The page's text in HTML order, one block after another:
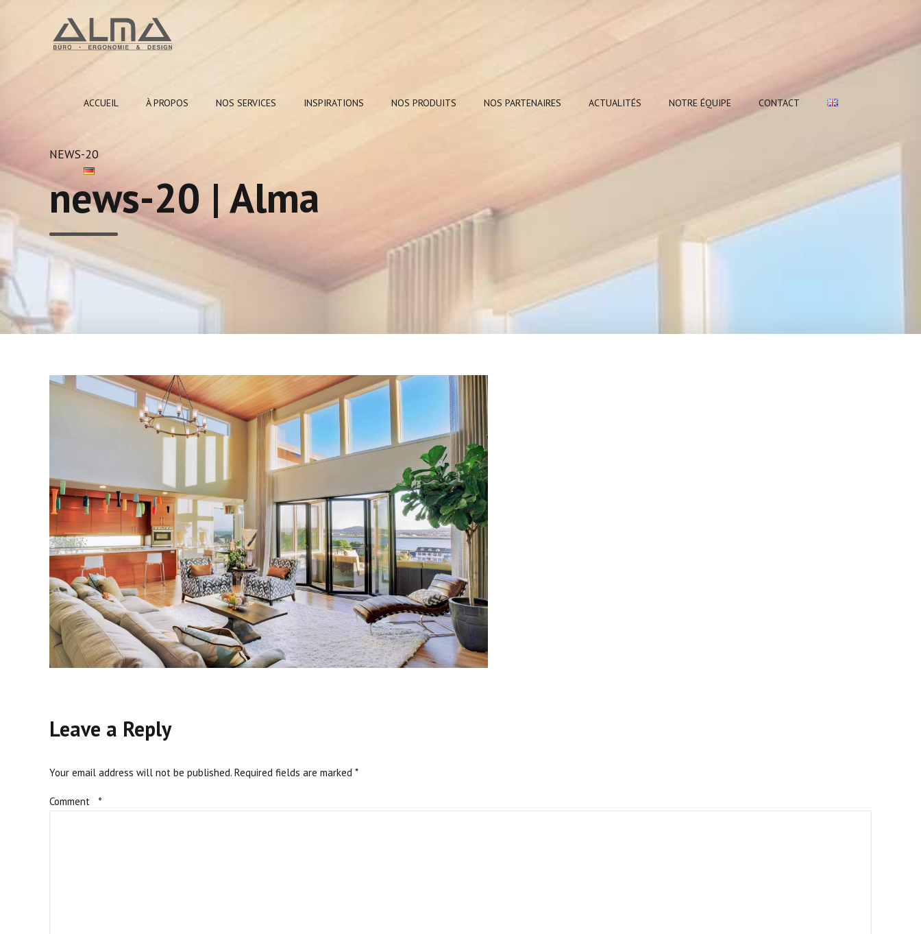
ACCUEIL À PROPOS NOS SERVICES INSPIRATIONS NOS PRODUITS NOS PARTENAIRES ACTUALITÉS NOTRE ÉQUIPE CONTACT
NEWS-20
news-20 | Alma
Leave a Reply
Your email address will not be published. Required fields are marked *
Comment *